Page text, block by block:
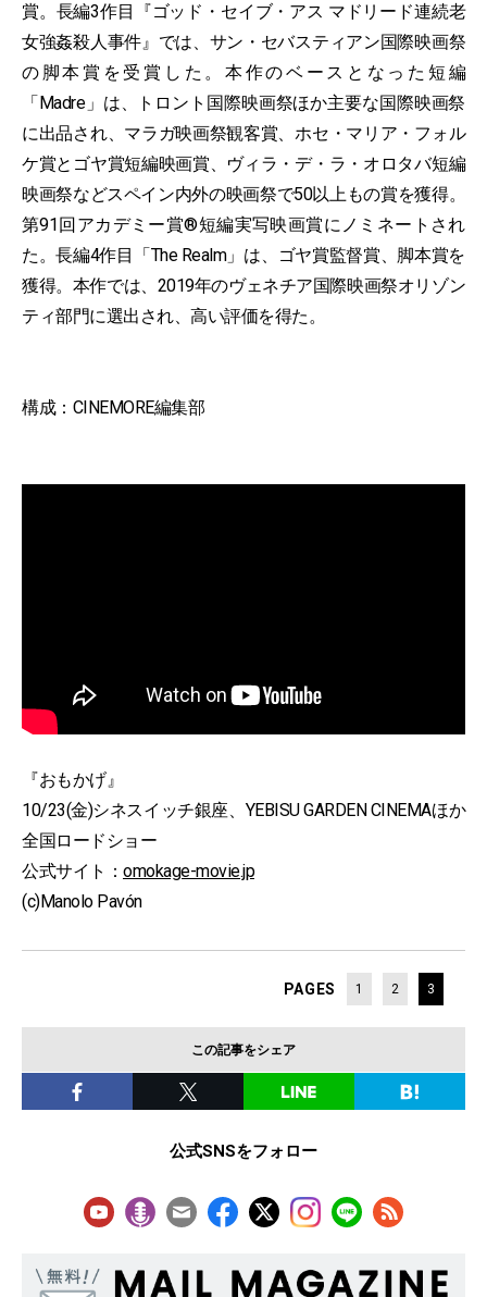
賞。長編3作目『ゴッド・セイブ・アス マドリード連続老
女強姦殺人事件』では、サン・セバスティアン国際映画祭
の脚本賞を受賞した。本作のベースとなった短編
「Madre」は、トロント国際映画祭ほか主要な国際映画祭
に出品され、マラガ映画祭観客賞、ホセ・マリア・フォル
ケ賞とゴヤ賞短編映画賞、ヴィラ・デ・ラ・オロタバ短編
映画祭などスペイン内外の映画祭で50以上もの賞を獲得。
第91回アカデミー賞®短編実写映画賞にノミネートされ
た。長編4作目「The Realm」は、ゴヤ賞監督賞、脚本賞を
獲得。本作では、2019年のヴェネチア国際映画祭オリゾン
ティ部門に選出され、高い評価を得た。
構成：CINEMORE編集部
『おもかげ』
10/23(金)シネスイッチ銀座、YEBISU GARDEN CINEMAほか
全国ロードショー
公式サイト： omokage-movie.jp
(c)Manolo Pavón
PAGES 1 2 3
この記事をシェア
公式SNSをフォロー